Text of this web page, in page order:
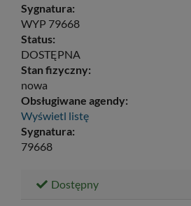
Sygnatura:
WYP 79668
Status:
DOSTĘPNA
Stan fizyczny:
nowa
Obsługiwane agendy:
Wyświetl listę
Sygnatura:
79668
Dostępny